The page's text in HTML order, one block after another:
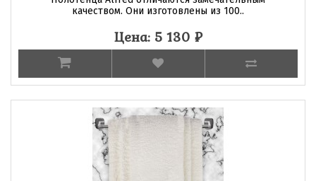
качеством. Они изготовлены из 100..
Цена: 5 130 ₽